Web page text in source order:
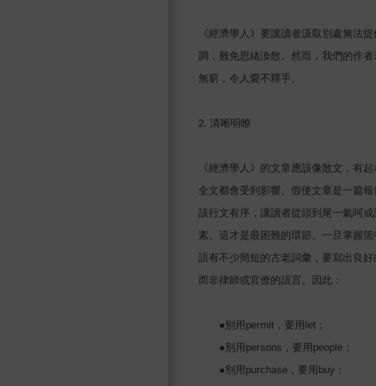
《經濟學人》要讓讀者汲取別處無法
調，難免思緒渙散。然而，我們的作
無窮，令人愛不釋手。
2. 清晰明瞭
《經濟學人》的文章應該像散文，有
全文都會受到影響。假使文章是一篇
該行文有序，讓讀者從頭到尾一氣呵
素。這才是最困難的環節。一旦掌握
語有不少簡短的古老詞彙，要寫出良
而非律師或官僚的語言。因此：
●別用permit，要用let；
●別用persons，要用people；
●別用purchase，要用buy；